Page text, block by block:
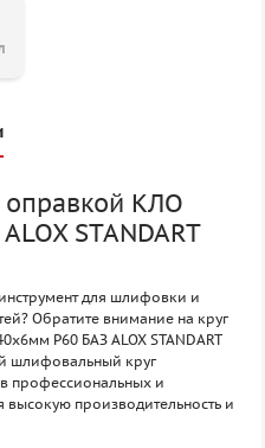
оправкой КЛО
STANDART
для шлифовки и
Обратите внимание на круг
P60 БАЗ ALOX STANDART
шлифовальный круг
профессиональных и
производительность и